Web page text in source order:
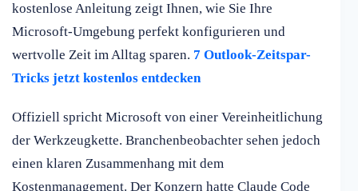
kostenlose Anleitung zeigt Ihnen, wie Sie Ihre
Microsoft-Umgebung perfekt konfigurieren und
wertvolle Zeit im Alltag sparen. 7 Outlook-Zeitspar-
Tricks jetzt kostenlos entdecken
Offiziell spricht Microsoft von einer Vereinheitlichung
der Werkzeugkette. Branchenbeobachter sehen jedoch
einen klaren Zusammenhang mit dem
Kostenmanagement. Der Konzern hatte Claude Code